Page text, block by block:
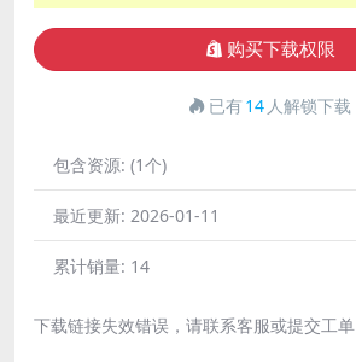
购买下载权限
已有14 人解锁下载
包含资源: (1个)
最近更新: 2026-01-11
累计销量: 14
下载链接失效错误，请联系客服或提交工单